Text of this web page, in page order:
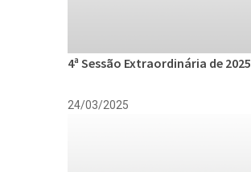
4ª Sessão Extraordinária de 2025
24/03/2025